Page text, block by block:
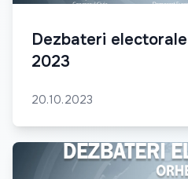
Dezbateri
2023
20.10.2023